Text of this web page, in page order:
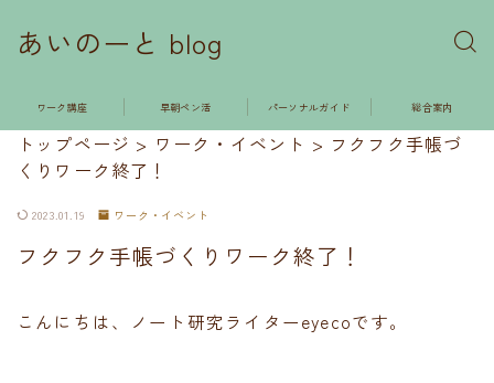
あいのーと blog
ワーク講座 早朝ペン活 パーソナルガイド 総合案内
トップページ > ワーク・イベント > フクフク手帳づ
くりワーク終了！
2023.01.19 ワーク・イベント
フクフク手帳づくりワーク終了！
こんにちは、ノート研究ライターeyecoです。